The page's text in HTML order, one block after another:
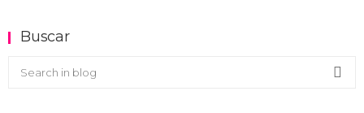
Buscar
Buscar en el blog